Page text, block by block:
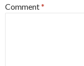
Comment*